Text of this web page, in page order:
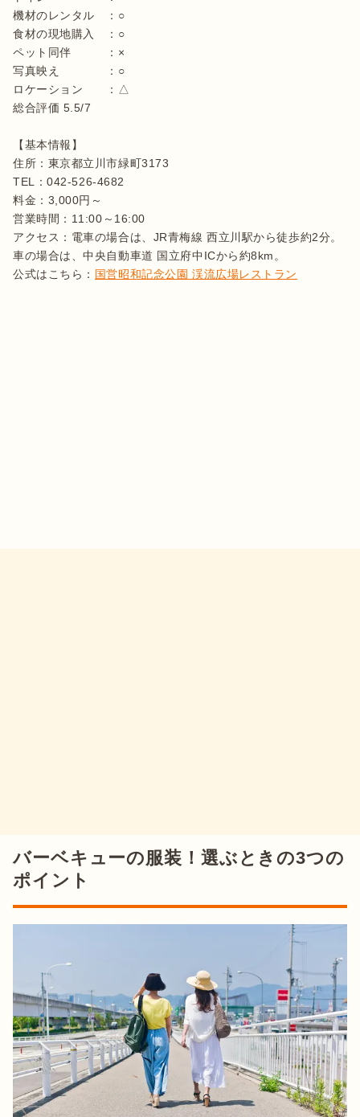
機材のレンタル　：○
食材の現地購入　：○
ペット同伴　　　：×
写真映え　　　　：○
ロケーション　　：△
総合評価 5.5/7
【基本情報】
住所：東京都立川市緑町3173
TEL：042-526-4682
料金：3,000円～
営業時間：11:00～16:00
アクセス：電車の場合は、JR青梅線 西立川駅から徒歩約2分。
車の場合は、中央自動車道 国立府中ICから約8km。
公式はこちら： 国営昭和記念公園 渓流広場レストラン
バーベキューの服装！選ぶときの3つの
ポイント